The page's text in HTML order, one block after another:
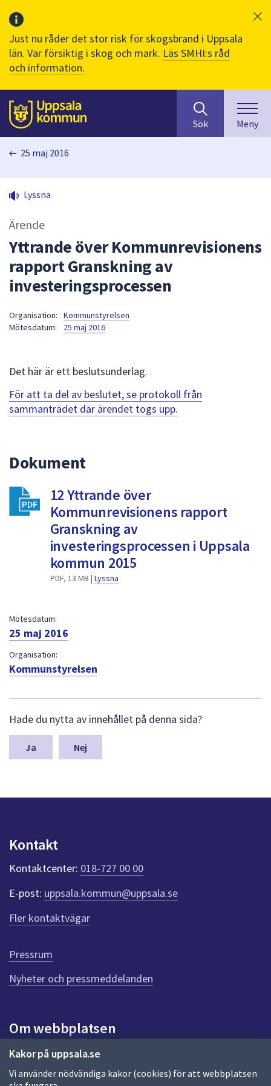
Just nu råder det stor risk för skogsbrand i Uppsala
län. Var försiktig i skog och mark. Läs SMHI:s råd
och information.
Till sidans
huvudinnehåll
efter
innehåll
på
sökfältet
kommer
att
navigera
mellan
något
dem.
Sök Meny
Kakor på uppsala.se
Vi använder nödvändiga kakor (cookies) för att webbplatsen
25 maj 2016
Lyssna
Ärende
Yttrande över Kommunrevisionens
rapport Granskning av
investeringsprocessen
Organisation:
Kommunstyrelsen
Mötesdatum:
25 maj 2016
Det här är ett beslutsunderlag.
För att ta del av beslutet, se protokoll från
sammanträdet där ärendet togs upp.
Dokument
12 Yttrande över
Kommunrevisionens rapport
Granskning av
investeringsprocessen i Uppsala
kommun 2015
PDF, 13 MB | Lyssna
Mötesdatum:
25 maj 2016
Organisation:
Kommunstyrelsen
ä
m
a
n
k
t
e
r
f
ö
r
e
n
n
a
d
a
Hade du nytta av innehållet på denna sida?
Nej
Kontakt
Kontaktcenter: 018-727 00 00
E-post: uppsala.kommun@uppsala.se
Fler kontaktvägar
Pressrum
Nyheter och pressmeddelanden
Om webbplatsen
Om webbplatsen
Allmänna handlingar och diarium